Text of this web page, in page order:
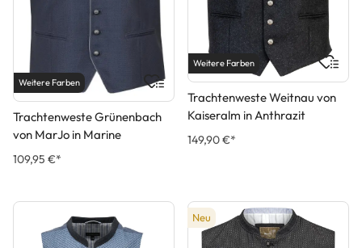
Weitere Farben
Trachtenweste Grünenbach
von MarJo in Marine
109,95 €*
Weitere Farben
Trachtenweste Weitnau von
Kaiseralm in Anthrazit
149,90 €*
Neu